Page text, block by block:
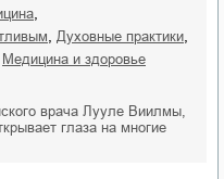
духовные практики
медицина и здоровье
врача Лууле Виилмы,
глаза на многие